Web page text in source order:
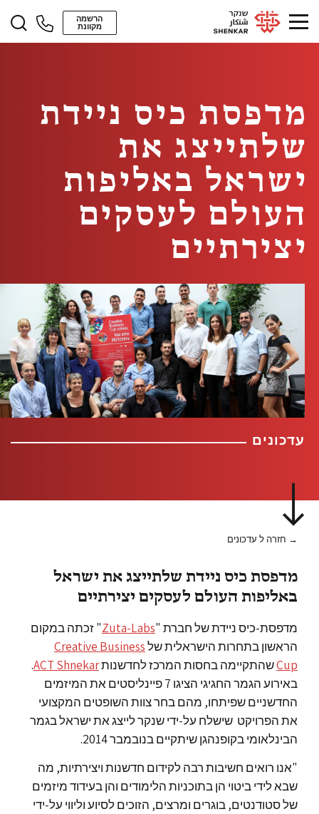
הרשמה
מקוונת
מדפסת כיס ניידת
שלתייצג את
ישראל באליפות
העולם לעסקים
יצירתיים
עדכונים
→ חזרה ל עדכונים
מדפסת כיס ניידת שלתייצג את ישראל
באליפות העולם לעסקים יצירתיים
מדפסת-כיס ניידת של חברת "Zuta-Labs" זכתה במקום
הראשון בתחרות הישראלית שלCreative Business
Cupשהתקיימה בחסות המרכז לחדשנותACT Shnekar
.
באירוע הגמר החגיגי הציגו 7 פיינליסטים את המיזמים
החדשניים שפיתחו, מהם בחר צוות השופטים המקצועי
את הפרויקט שישלח על-ידי שנקר לייצג את ישראל בגמר
הבינלאומי בקופנהגן שיתקיים בנובמבר 2014.
"אנו רואים חשיבות רבה לקידום חדשנות ויצירתיות, מה
שבא לידי ביטוי הן בתוכניות הלימודים והן בעידוד מיזמים
של סטודנטים, בוגרים ומרצים, הזוכים לסיוע וליווי על-ידי